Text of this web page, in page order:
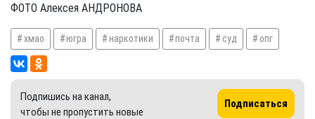
ФОТО Алексея АНДРОНОВА
хмао югра наркотики почта суд опг
Подпишись на канал,
чтобы не пропустить новые
Подписаться